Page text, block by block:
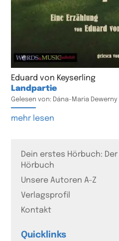
Eduard von Keyserling
Landpartie
Gelesen von: Dána-Maria Dewerny
mehr lesen
Dein erstes Hörbuch:
Hörbuch
Unsere Autoren A-Z
Verlagsprofil
Kontakt
Quicklinks